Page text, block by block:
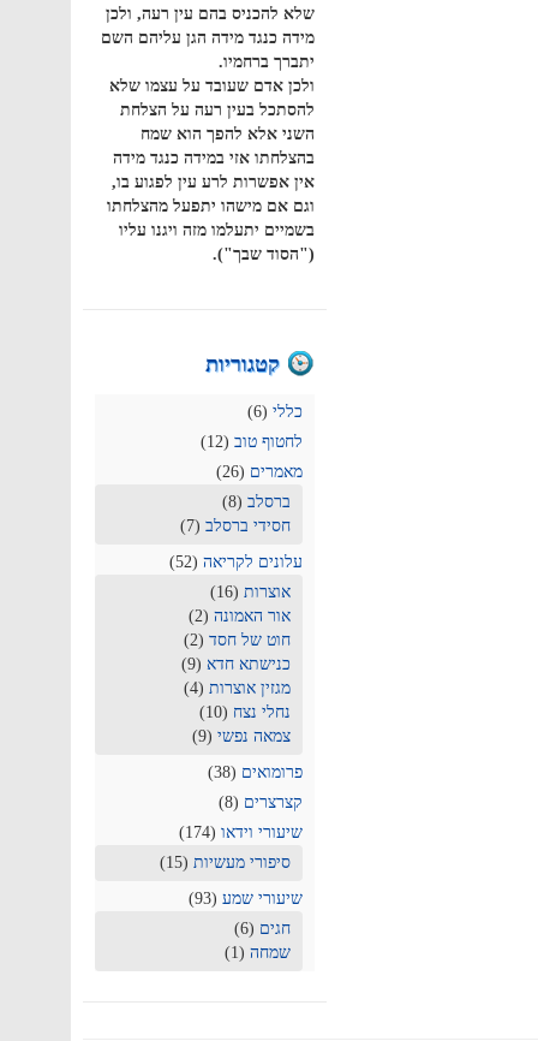
שלא להכניס בהם עין רעה, ולכן
מידה כנגד מידה הגן עליהם השם
יתברך ברחמיו.
ולכן אדם שעובד על עצמו שלא
להסתכל בעין רעה על הצלחת
השני אלא להפך הוא שמח
בהצלחתו אזי במידה כנגד מידה
אין אפשרות לרע עין לפגוע בו,
וגם אם מישהו יתפעל מהצלחתו
בשמיים יתעלמו מזה ויגנו עליו
("הסוד שבך").
קטגוריות
כללי (6)
לחטוף טוב (12)
מאמרים (26)
ברסלב (8)
חסידי ברסלב (7)
עלונים לקריאה (52)
אוצרות (16)
אור האמונה (2)
חוט של חסד (2)
כנישתא חדא (9)
מגזין אוצרות (4)
נחלי נצח (10)
צמאה נפשי (9)
פרומואים (38)
קצרצרים (8)
שיעורי וידאו (174)
סיפורי מעשיות (15)
שיעורי שמע (93)
חגים (6)
שמחה (1)